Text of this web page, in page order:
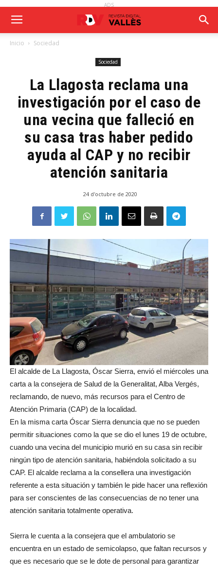
ADS
Inicio Sociedad
Sociedad
La Llagosta reclama una
investigación por el caso de
una vecina que falleció en
su casa tras haber pedido
ayuda al CAP y no recibir
atención sanitaria
24 d'octubre de 2020
El alcalde de La Llagosta, Óscar Sierra, envió el miércoles una
carta a la consejera de Salud de la Generalitat, Alba Vergés,
reclamando, de nuevo, más recursos para el Centro de
Atención Primaria (CAP) de la localidad.
En la misma carta Óscar Sierra denuncia que no se pueden
permitir situaciones como la que se dio el lunes 19 de octubre,
cuando una vecina del municipio murió en su casa sin recibir
ningún tipo de atención sanitaria, habiéndola solicitado a su
CAP. El alcalde reclama a la consellera una investigación
referente a esta situación y también le pide hacer una reflexión
para ser conscientes de las consecuencias de no tener una
atención sanitaria totalmente operativa.
Sierra le cuenta a la consejera que el ambulatorio se
encuentra en un estado de semicolapso, que faltan recursos y
que es necesario que se le dote de personal para garantizar